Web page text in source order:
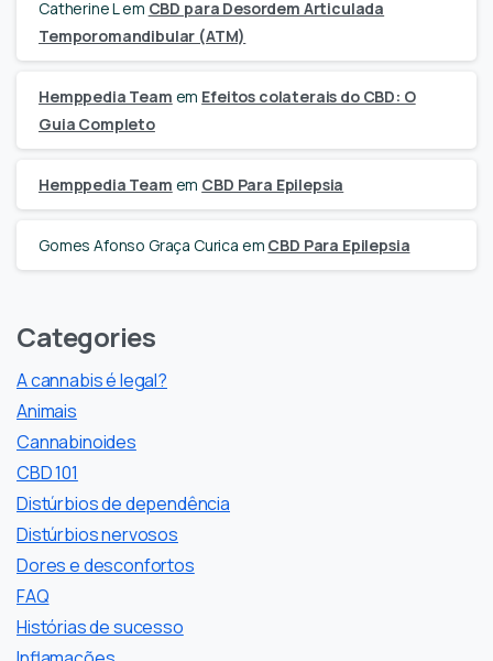
Catherine L em CBD para Desordem Articulada
Temporomandibular (ATM)
Hemppedia Team em Efeitos colaterais do CBD: O
Guia Completo
Hemppedia Team em CBD Para Epilepsia
Gomes Afonso Graça Curica em CBD Para Epilepsia
Categories
A cannabis é legal?
Animais
Cannabinoides
CBD 101
Distúrbios de dependência
Distúrbios nervosos
Dores e desconfortos
FAQ
Histórias de sucesso